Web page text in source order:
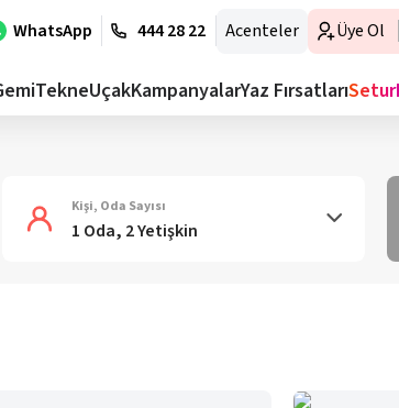
WhatsApp 444 28 22 Acenteler Üye Ol
TekneUçakKampanyalarYaz Fırsatları
Kişi, Oda Sayısı
1 Oda, 2 Yetişkin